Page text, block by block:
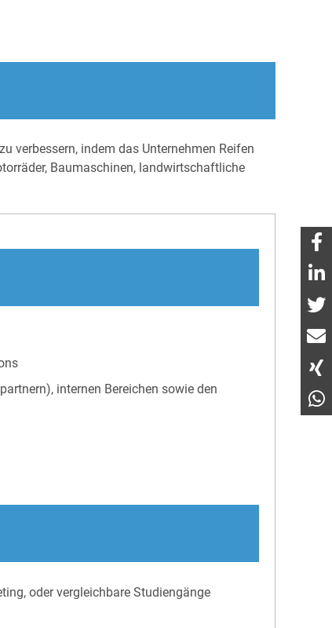
verbessern, indem das Unternehmen Reifen
Baumaschinen, landwirtschaftliche
internen Bereichen sowie den
oder vergleichbare Studiengänge